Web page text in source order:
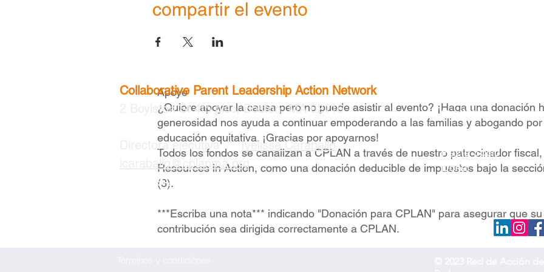
compartir el evento
Apoye
¿Quiere apoyar la causa pero no puede asistir al evento? ¡Haga una donación
generosidad nos ayuda a continuar empoderando a las familias y abogando
educación equitativa. ¡Gracias por apoyarnos!
Todos los fondos se canalizan a CPLAN a través de nuestro patrocinador
Resources in Action, como una donación deducible de impuestos bajo la
(3).
***Escriba una nota*** indicando "Donación para CPLAN" para asegurar que su
contribución sea dirigida correctamente a CPLAN.
Collaborative Parent Leadership Action Network
2 Boylston St 4to piso, Boston, MA 02116
Directora ejecutiva |
Ivelisse Caraballo
icaraballo@cplanma.org
617 279-2239
Participa
Hazte Socio
Dona